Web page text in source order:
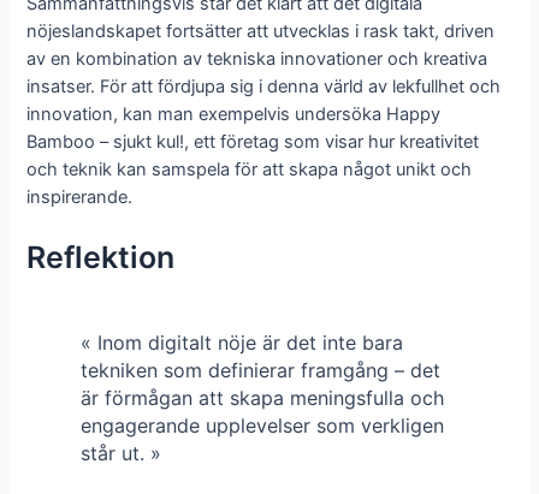
nöjeslandskapet fortsätter att utvecklas i rask takt, driven
av en kombination av tekniska innovationer och kreativa
insatser. För att fördjupa sig i denna värld av lekfullhet och
innovation, kan man exempelvis undersöka Happy
Bamboo – sjukt kul!, ett företag som visar hur kreativitet
och teknik kan samspela för att skapa något unikt och
inspirerande.
Reflektion
« Inom digitalt nöje är det inte bara
tekniken som definierar framgång – det
är förmågan att skapa meningsfulla och
engagerande upplevelser som verkligen
står ut. »